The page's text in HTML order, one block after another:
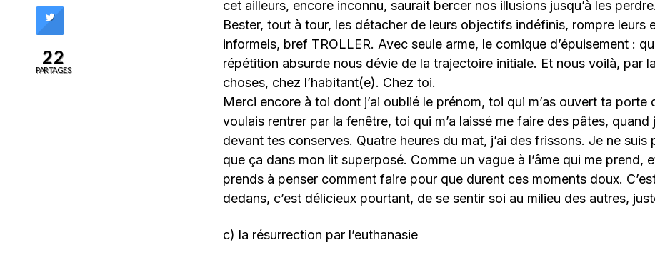
cet ailleurs, encore inconnu, saurait bercer nos illusions jusqu’à les
Bester, tout à tour, les détacher de leurs objectifs indéfinis, rompre leurs
informels, bref TROLLER. Avec seule arme, le comique d’épuisement :
répétition absurde nous dévie de la trajectoire initiale. Et nous voilà, par
choses, chez l’habitant(e). Chez toi.
Merci encore à toi dont j’ai oublié le prénom, toi qui m’as ouvert ta porte
voulais rentrer par la fenêtre, toi qui m’a laissé me faire des pâtes, quand
devant tes conserves. Quatre heures du mat, j’ai des frissons. Je ne suis
que ça dans mon lit superposé. Comme un vague à l’âme qui me prend,
prends à penser comment faire pour que durent ces moments doux.
dedans, c’est délicieux pourtant, de se sentir soi au milieu des autres,
c) la résurrection par l’euthanasie
22
PARTAGES